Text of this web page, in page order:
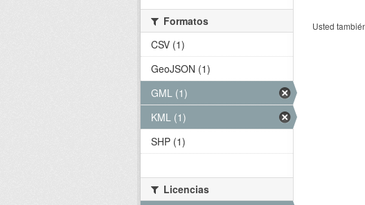
Usted
Formatos
CSV (1)
GeoJSON (1)
GML (1)
KML (1)
SHP (1)
Licencias